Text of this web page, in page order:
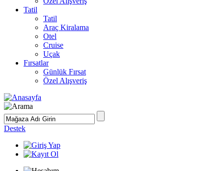
Tatil
Tatil
Araç Kiralama
Otel
Cruise
Uçak
Fırsatlar
Günlük Fırsat
Özel Alışveriş
Destek